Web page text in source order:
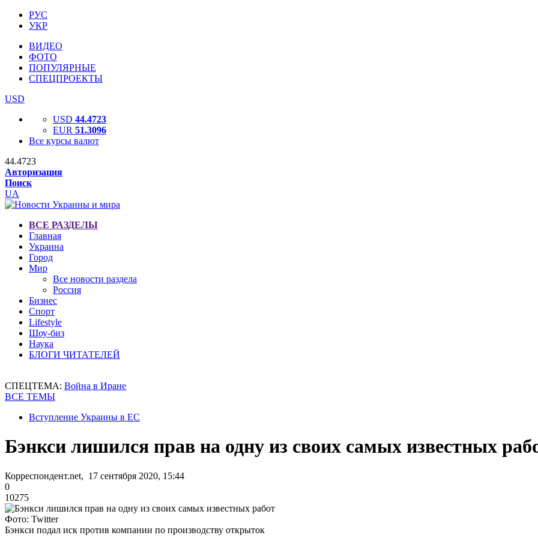
РУС
УКР
ВИДЕО
ФОТО
ПОПУЛЯРНЫЕ
СПЕЦПРОЕКТЫ
USD
USD 44.4723
EUR 51.3096
Все курсы валют
44.4723
Авторизация
Поиск
UA
ВСЕ РАЗДЕЛЫ
Главная
Украина
Город
Мир
Все новости раздела
Россия
Бизнес
Спорт
Lifestyle
Шоу-биз
Наука
БЛОГИ ЧИТАТЕЛЕЙ
СПЕЦТЕМА: Война в Иране
ВСЕ ТЕМЫ
Вступление Украины в ЕС
Бэнкси лишился прав на одну из своих самых известных
Корреспондент.net, 17 сентября 2020, 15:44
0
10275
Фото: Twitter
Бэнкси подал иск против компании по производству открыток